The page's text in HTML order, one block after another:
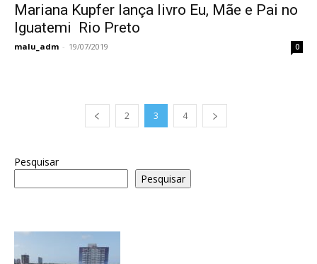
Mariana Kupfer lança livro Eu, Mãe e Pai no
Iguatemi Rio Preto
malu_adm - 19/07/2019 0
2 3 4
Pesquisar
Pesquisar